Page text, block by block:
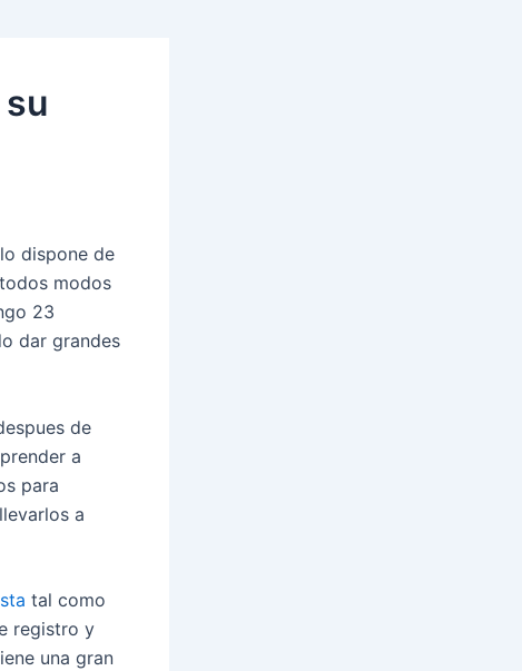
dispone de
modos
23
dar grandes
de
a
para
a
tal como
registro y
una gran